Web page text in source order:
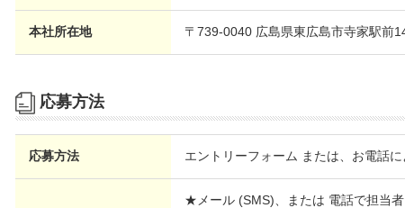
本社所在地 〒739-0040 広島県東広島市寺家駅前
応募方法
応募方法 エントリーフォーム または、お電話
★メール (SMS)、または 電話で担当